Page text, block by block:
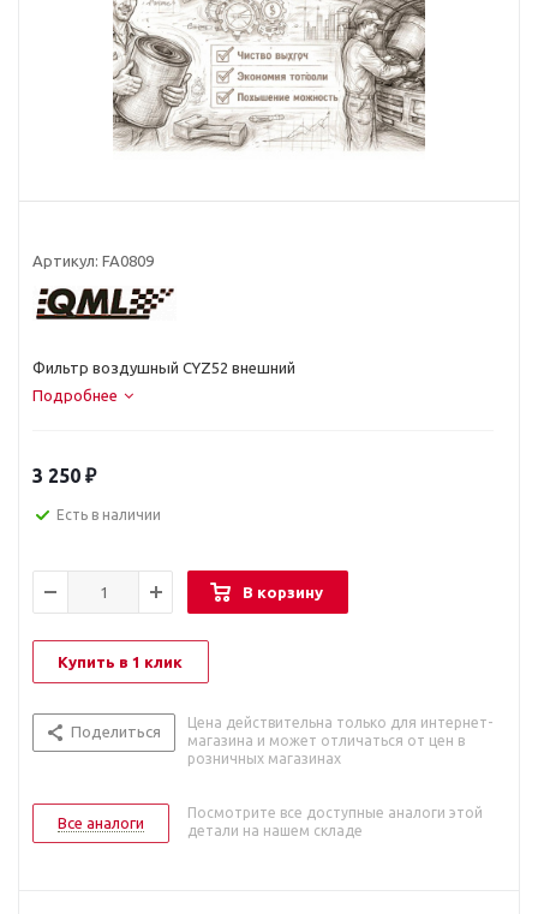
Артикул: FA0809
Фильтр воздушный CYZ52 внешний
Подробнее
3 250 ₽
Есть в наличии
В корзину
Купить в 1 клик
Поделиться
Цена действительна только для интернет-
магазина и может отличаться от цен в
розничных магазинах
Все аналоги
Посмотрите все доступные аналоги этой
детали на нашем складе